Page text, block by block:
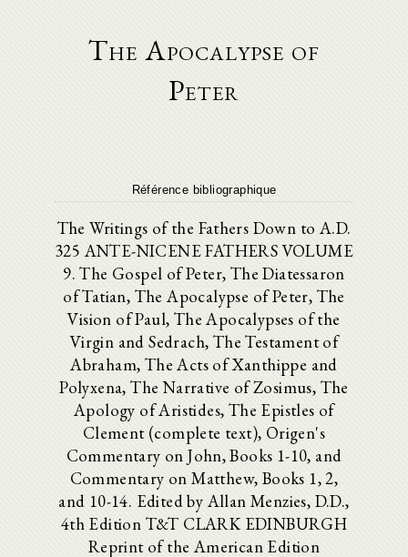
The Apocalypse of
Peter
Référence bibliographique
The Writings of the Fathers Down to A.D.
325 ANTE-NICENE FATHERS VOLUME
9. The Gospel of Peter, The Diatessaron
of Tatian, The Apocalypse of Peter, The
Vision of Paul, The Apocalypses of the
Virgin and Sedrach, The Testament of
Abraham, The Acts of Xanthippe and
Polyxena, The Narrative of Zosimus, The
Apology of Aristides, The Epistles of
Clement (complete text), Origen's
Commentary on John, Books 1-10, and
Commentary on Matthew, Books 1, 2,
and 10-14. Edited by Allan Menzies, D.D.,
4th Edition T&T CLARK EDINBURGH
Reprint of the American Edition